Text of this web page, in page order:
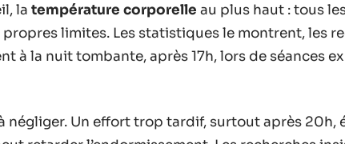
la température corporelle au plus haut : tous
limites. Les statistiques le montrent, les
à la nuit tombante, après 17h, lors de séances
à négliger. Un effort trop tardif, surtout après 20h,